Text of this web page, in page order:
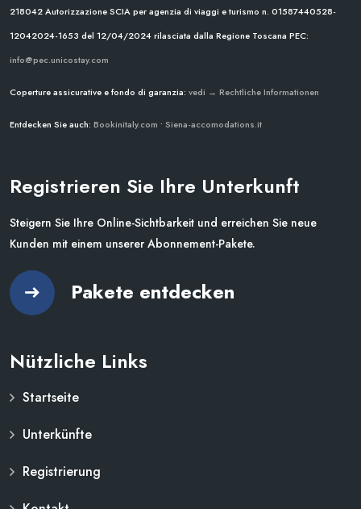
218042Autorizzazione SCIA per agenzia di viaggi e turismo n. 01587440528-
12042024-1653 del 12/04/2024rilasciata dalla Regione Toscana PEC:
info@pec.unicostay.com
Coperture assicurative e fondo di garanzia: vedi → Rechtliche Informationen
Entdecken Sie auch: Bookinitaly.com • Siena-accomodations.it
Registrieren Sie Ihre Unterkunft
Steigern Sie Ihre Online-Sichtbarkeit und erreichen Sie neue
Kunden mit einem unserer Abonnement-Pakete.
Pakete entdecken
Nützliche Links
Startseite
Unterkünfte
Registrierung